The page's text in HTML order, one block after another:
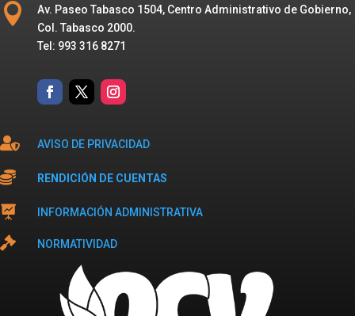

Av. Paseo Tabasco 1504, Centro Administrativo de Gobierno,
Col. Tabasco 2000.
Tel: 993 316 8271
 AVISO DE PRIVACIDAD
 RENDICIÓN DE CUENTAS
 INFORMACIÓN ADMINISTRATIVA
 NORMATIVIDAD